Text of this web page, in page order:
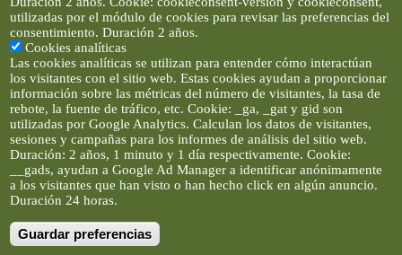
Artículos e imágenes son propiedad de elclickverde ©. No se
permite la difusión de los textos ni imágenes sin permiso de
utilizadas por el módulo de cookies para revisar las preferencias del
consentimiento. Duración 2 años.
Cookies analíticas
Las cookies analíticas se utilizan para entender cómo interactúan
los visitantes con el sitio web. Estas cookies ayudan a proporcionar
información sobre las métricas del número de visitantes, la tasa de
rebote, la fuente de tráfico, etc. Cookie: _ga, _gat y gid son
utilizadas por Google Analytics. Calculan los datos de visitantes,
sesiones y campañas para los informes de análisis del sitio web.
Duración: 2 años, 1 minuto y 1 día respectivamente. Cookie:
__gads, ayudan a Google Ad Manager a identificar anónimamente
a los visitantes que han visto o han hecho click en algún anuncio.
Duración 24 horas.
Guardar preferencias